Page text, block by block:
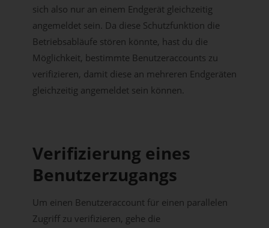
sich also nur an einem Endgerät gleichzeitig
angemeldet sein. Da diese Schutzfunktion die
Betriebsabläufe stören könnte, hast du die
Möglichkeit, bestimmte Benutzeraccounts zu
verifizieren, damit diese an mehreren Endgeräten
gleichzeitig angemeldet sein können.
Verifizierung eines
Benutzerzugangs
Um einen Benutzeraccount für einen parallelen
Zugriff zu verifizieren, gehe die